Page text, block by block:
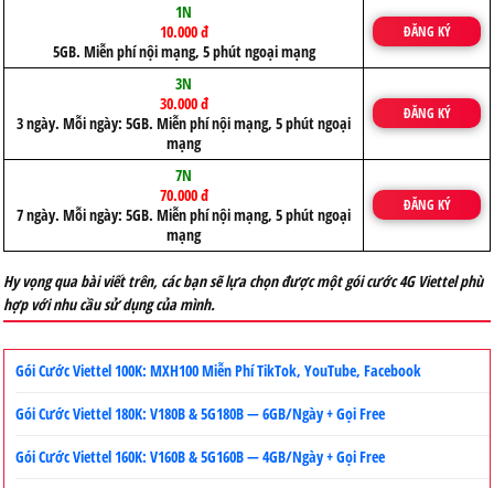
1N
10.000 đ
5GB. Miễn phí nội mạng, 5 phút ngoại mạng
ĐĂNG KÝ
3N
30.000 đ
3 ngày. Mỗi ngày: 5GB. Miễn phí nội mạng, 5 phút ngoại
mạng
ĐĂNG KÝ
7N
70.000 đ
7 ngày. Mỗi ngày: 5GB. Miễn phí nội mạng, 5 phút ngoại
mạng
ĐĂNG KÝ
Hy vọng qua bài viết trên, các bạn sẽ lựa chọn được một gói cước 4G Viettel phù
hợp với nhu cầu sử dụng của mình.
Gói Cước Viettel 100K: MXH100 Miễn Phí TikTok, YouTube, Facebook
Gói Cước Viettel 180K: V180B & 5G180B — 6GB/Ngày + Gọi Free
Gói Cước Viettel 160K: V160B & 5G160B — 4GB/Ngày + Gọi Free